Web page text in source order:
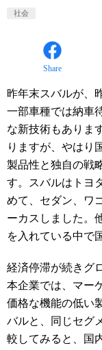
社会
Share
昨年末スバルが、
一部車種では納車
な新技術もありま
りますが、やはり
製品性と独自の戦
す。スバルはトヨ
めて、セダン、ワ
ーカスしました。
を入れている中で
経済停滞が続きグ
本企業では、マー
価格な機能の低い
バルと、同じセグ
較してみると、国